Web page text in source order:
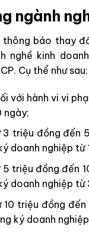
ngành
thông báo thay
nghề kinh
Cụ thể như sau:
với hành vi vi
ngày;
3 triệu đồng đến
doanh nghiệp từ
triệu đồng đến
doanh nghiệp từ
10 triệu đồng
ký doanh